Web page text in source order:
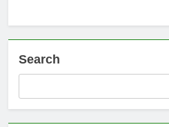
Search